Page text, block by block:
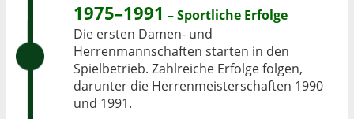
1975–1991 – Sportliche Erfolge
Die ersten Damen- und
Herrenmannschaften starten in den
Spielbetrieb. Zahlreiche Erfolge folgen,
darunter die Herrenmeisterschaften 1990
und 1991.